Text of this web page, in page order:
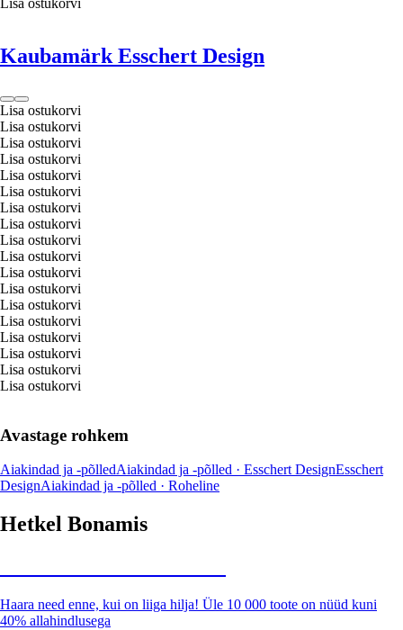
Lisa ostukorvi
Kaubamärk Esschert Design
Lisa ostukorvi
Lisa ostukorvi
Lisa ostukorvi
Lisa ostukorvi
Lisa ostukorvi
Lisa ostukorvi
Lisa ostukorvi
Lisa ostukorvi
Lisa ostukorvi
Lisa ostukorvi
Lisa ostukorvi
Lisa ostukorvi
Lisa ostukorvi
Lisa ostukorvi
Lisa ostukorvi
Lisa ostukorvi
Lisa ostukorvi
Lisa ostukorvi
Avastage rohkem
Aiakindad ja -põlledAiakindad ja -põlled · Esschert DesignEsschert
DesignAiakindad ja -põlled · Roheline
Hetkel Bonamis
Haara need enne, kui on liiga hilja! Üle 10 000 toote on nüüd kuni
40% allahindlusega